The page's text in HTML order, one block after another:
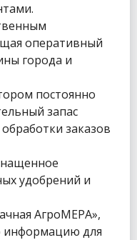
оперативный
города и
постоянно
запас
заказов
удобрений и
АгроМЕРА»,
информацию для